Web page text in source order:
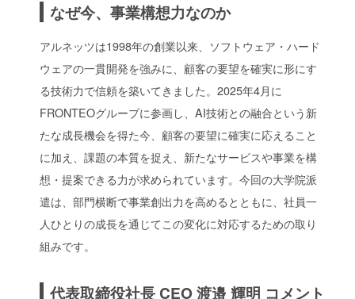
なぜ今、事業構想力なのか
アルネッツは1998年の創業以来、ソフトウェア・ハード
ウェアの一貫開発を強みに、顧客の要望を確実に形にす
る技術力で信頼を築いてきました。2025年4月に
FRONTEOグループに参画し、AI技術との融合という新
たな成長機会を得た今、顧客の要望に確実に応えること
に加え、課題の本質を捉え、新たなサービスや事業を構
想・提案できる力が求められています。今回の大学院派
遣は、部門横断で事業創出力を高めるとともに、社員一
人ひとりの成長を通じてこの変化に対応するための取り
組みです。
代表取締役社長 CEO 渡邉 輝明 コメント